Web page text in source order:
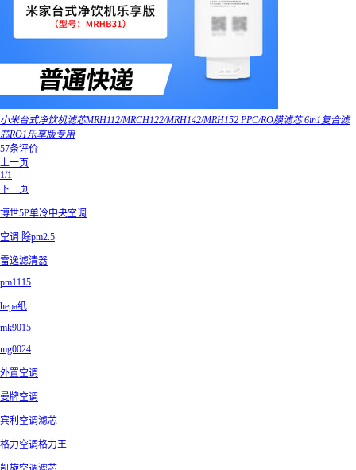
小米台式净饮机滤芯MRH112/MRCH122/MRH142/MRH152 PPC/RO膜滤芯 6in1复合滤
芯RO1乐享版专用
57条评价
上一页
1/1
下一页
博世5P单冷中央空调
空调 除pm2.5
雷逸滤清器
pm1115
hepa纸
mk9015
mg0024
外置空调
曼牌空调
宾利空调滤芯
格力空调格力王